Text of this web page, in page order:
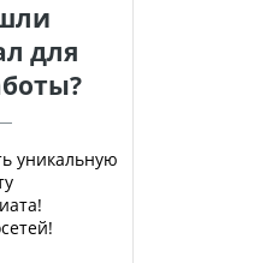
для
уникальную